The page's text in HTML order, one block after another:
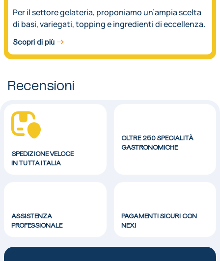
Per il settore gelateria, proponiamo un’ampia scelta
di basi, variegati, topping e ingredienti di eccellenza.
Scopri di più
Recensioni
SPEDIZIONE VELOCE
IN TUTTA ITALIA
OLTRE 250 SPECIALITÀ
GASTRONOMICHE
ASSISTENZA
PROFESSIONALE
PAGAMENTI SICURI CON
NEXI